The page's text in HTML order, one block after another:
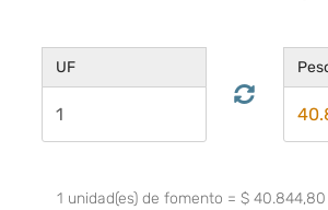
UF
1 unidad(es) de fomento = $ 40.844,80